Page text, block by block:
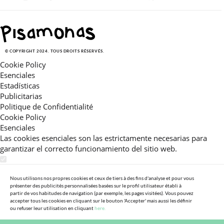
© COPYRIGHT 2024. TOUS DROITS RÉSERVÉS.
Cookie Policy
Esenciales
Estadísticas
Publicitarias
Politique de Confidentialité
Cookie Policy
Esenciales
Las cookies esenciales son las estrictamente necesarias para
garantizar el correcto funcionamiento del sitio web.
Estas cookies nos permiten ofrecerle una experiencia en el sitio
adaptada a su navegación (recomendaciones de producto
personalizadas, énfasis en categorías frecuentemente
consultadas, etc).Al activar esta cookie, nos ayuda a mejorar aún
más su experiencia.
Nous utilisons nos propres cookies et ceux de tiers à des fins d'analyse et pour vous
présenter des publicités personnalisées basées sur le profil utilisateur établi à
partir de vos habitudes de navigation (par exemple, les pages visitées). Vous pouvez
accepter tous les cookies en cliquant sur le bouton 'Accepter' mais aussi les définir
ou refuser leur utilisation en cliquanthere.